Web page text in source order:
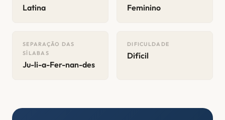
Latina Feminino
SEPARAÇÃO DAS
SÍLABAS
Ju-li-a-Fer-nan-des
DIFICULDADE
Difícil